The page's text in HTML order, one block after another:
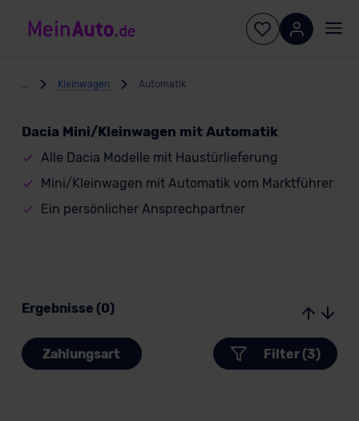
Kleinwagen Automatik
Dacia Mini/Kleinwagen mit Automatik
Alle Dacia Modelle mit Haustürlieferung
Mini/Kleinwagen mit Automatik vom Marktführer
Ein persönlicher Ansprechpartner
Ergebnisse (0)
Zahlungsart Filter (3)